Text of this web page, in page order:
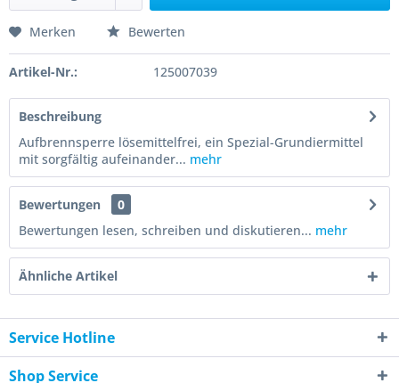
Merken Bewerten
Artikel-Nr.: 125007039
Beschreibung
Aufbrennsperre lösemittelfrei, ein Spezial-Grundiermittel
mit sorgfältig aufeinander... mehr
Bewertungen
0
Bewertungen lesen, schreiben und diskutieren... mehr
Ähnliche Artikel
Service Hotline
Shop Service